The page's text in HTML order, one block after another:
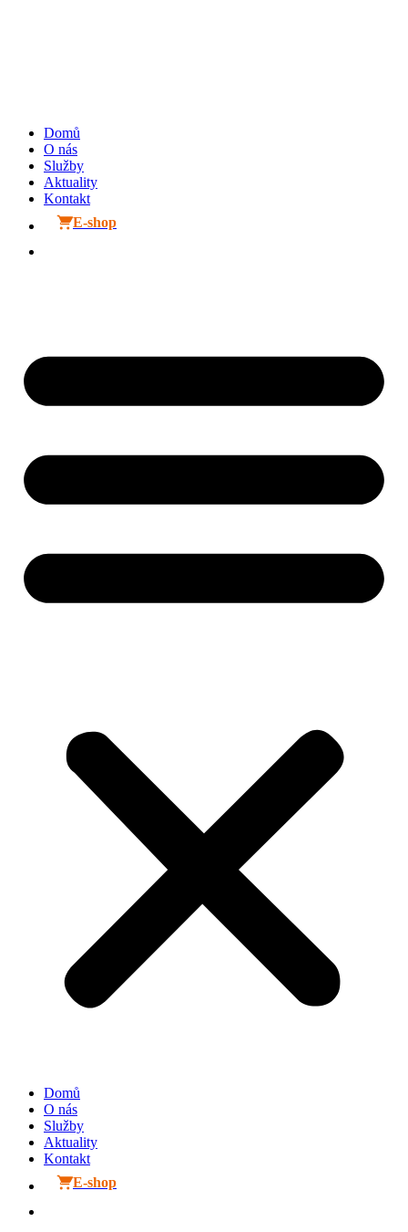
Domů
O nás
Služby
Aktuality
Kontakt
E-shop
Domů
O nás
Služby
Aktuality
Kontakt
E-shop